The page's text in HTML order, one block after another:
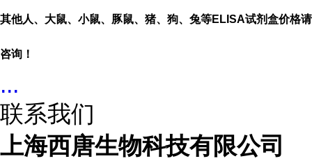
其他人、大鼠、小鼠、豚鼠、猪、狗、兔等ELISA试剂盒价格请
咨询！
...
联系我们
上海西唐生物科技有限公司